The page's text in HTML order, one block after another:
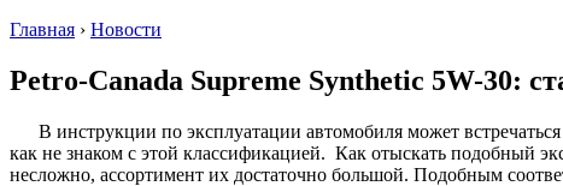
Главная › Новости
Petro-Canada Supreme Synthetic 5W-30:
В инструкции по эксплуатации автомобиля может
как не знаком с этой классификацией. Как отыскать подобный
несложно, ассортимент их достаточно большой. Подобным